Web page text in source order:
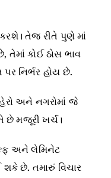
તેજ રીતે પુણે માં
કોઈ ઠોસ ભાવ
નિર્ભર હોય છે.
અને નગરોમાં જે
છે મજૂરી ખર્ચ।
અને લેમિનેટ
છે. તમારું વિચાર